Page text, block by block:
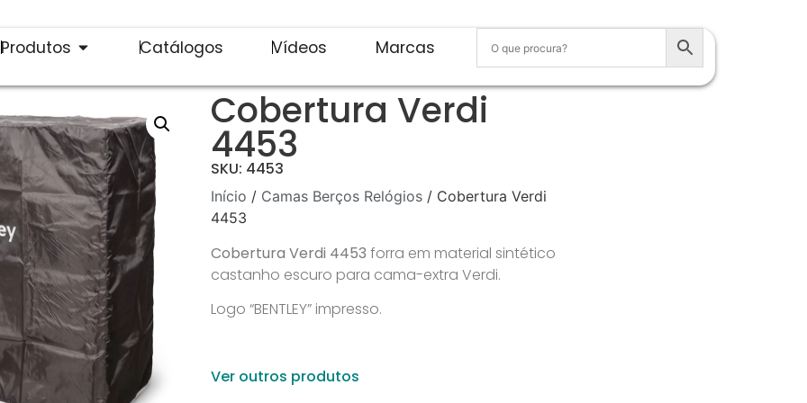
Produtos Catálogos Vídeos Marcas
Cobertura Verdi
4453
SKU: 4453
Início / Camas Berços Relógios/ Cobertura Verdi
4453
Cobertura Verdi 4453 forra em material sintético
castanho escuro para cama-extra Verdi.
Logo “BENTLEY” impresso.
Ver outros produtos